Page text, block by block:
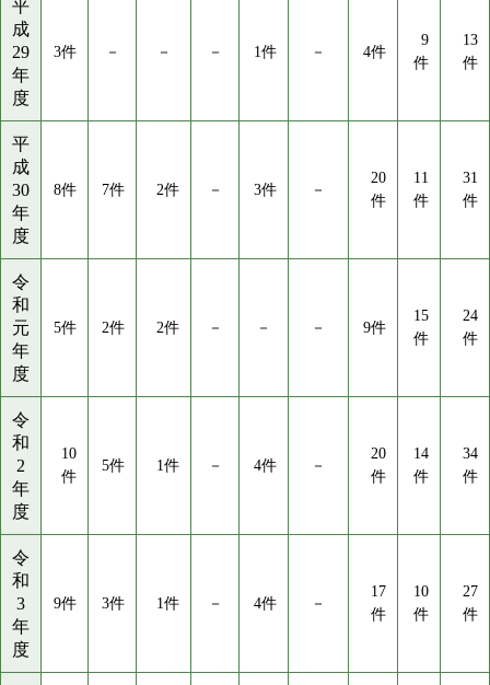
平
成
29
年
度
3件 － － － 1件 － 4件
9
件
13
件
平
成
30
年
度
8件 7件 2件 － 3件 －
20
件
11
件
31
件
令
和
元
年
度
5件 2件 2件 － － － 9件
15
件
24
件
令
和
2
年
度
10
件
5件 1件 － 4件 －
20
件
14
件
34
件
令
和
3
年
度
9件 3件 1件 － 4件 －
17
件
10
件
27
件